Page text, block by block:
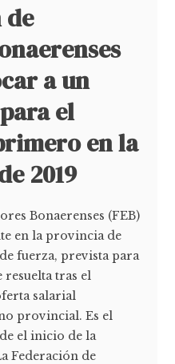
de
a un
el
en la
2019
Bonaerenses (FEB)
en la provincia de
fuerza, prevista para
resuelta tras el
salarial
provincial. Es el
el inicio de la
Federación de